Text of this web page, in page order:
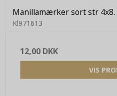
Manillamærker sort str 4x8.
Kl971613
12,00 DKK
VIS